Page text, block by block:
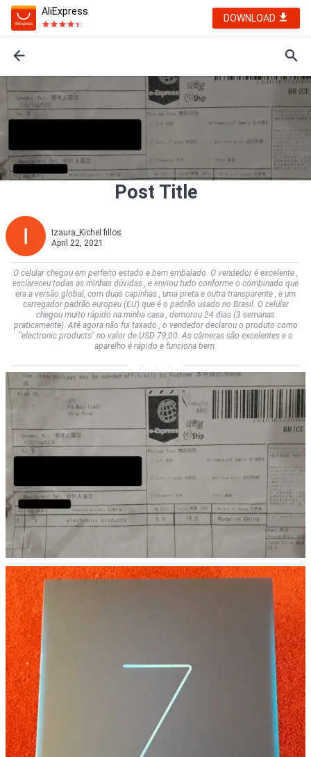
AliExpress
DOWNLOAD
Post Title
Izaura_Kichel fillos
April 22, 2021
O celular chegou em perfeito estado e bem embalado. O vendedor é excelente ,
esclareceu todas as minhas dúvidas , e enviou tudo conforme o combinado que
era a versão global, com duas capinhas , uma preta e outra transparente , e um
carregador padrão europeu (EU) que é o padrão usado no Brasil. O celular
chegou muito rápido na minha casa , demorou 24 dias (3 semanas
praticamente). Até agora não fui taxado , o vendedor declarou o produto como
"electronic products" no valor de USD 79,00. As câmeras são excelentes e o
aparelho é rápido e funciona bem.